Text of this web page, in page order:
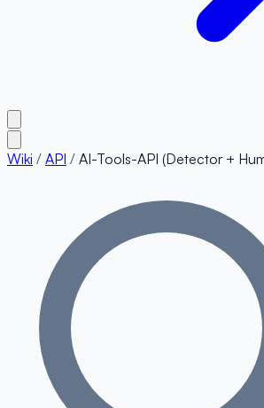
Wiki / API / AI-Tools-API (Detector +